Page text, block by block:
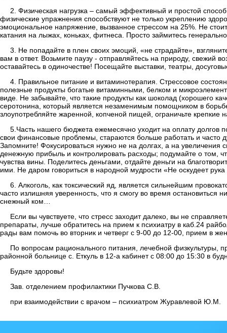
2. Физическая нагрузка – самый эффективный и простой
физические упражнения способствуют не только укреплению
эмоциональное напряжение, вызванное стрессом на 25%. Не
катания на лыжах, коньках, фитнеса. Просто займитесь
3. Не попадайте в плен своих эмоций, «не страдайте»,
вам в ответ. Возьмите паузу - отправляйтесь на природу, свежий
оставайтесь в одиночестве! Посещайте выставки, театры,
4. Правильное питание и витаминотерапия. Стрессовое
полезные продукты богатые витаминными, белком и
виде. Не забывайте, что такие продукты как шоколад (хорошего
серотонина, который является незаменимым помощником в
злоупотребляйте жаренной, копченой пищей, ограничьте
5.Часть нашего бюджета ежемесячно уходит на оплату долгов
свои финансовые проблемы, стараются больше работать и часто
Запомните! Фокусироваться нужно не на долгах, а на
денежную прибыль и контролировать расходы; подумайте о том,
чувства вины. Поделитесь деньгами, отдайте деньги на
ими. Не даром говориться в народной мудрости «Не оскудеет
6. Алкоголь, как токсический яд, является сильнейшим
часто излишняя уверенность, что я смогу во время остановиться
снежный ком…
Если вы чувствуете, что стресс заходит далеко, вы не
препараты, лучше обратитесь на прием к психиатру в каб.24
рады вам помочь во вторник и четверг с 9-00 до 12-00, прием в
По вопросам рационального питания, лечебной физкультуры,
районной больнице с. Еткуль в 12-а кабинет с 08:00 до 15:30 в
Будьте здоровы!
Зав. отделением профилактики Пучкова С.В.
при взаимодействии с врачом – психиатром Журавлевой Ю.М.